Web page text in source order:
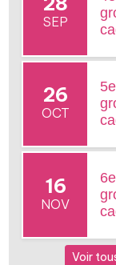
SEP
26
OCT
16
NOV
Voir